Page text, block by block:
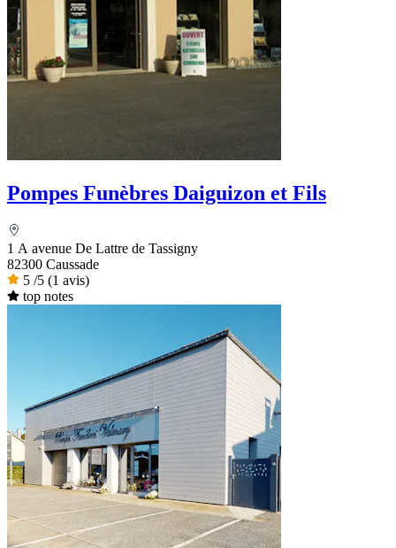
Pompes Funèbres Daiguizon et Fils
1 A avenue De Lattre de Tassigny
82300 Caussade
5 /5 (1 avis)
top notes